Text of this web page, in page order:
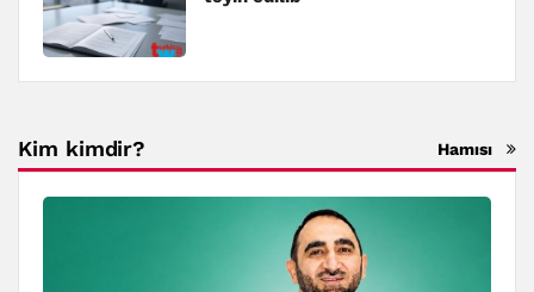
Kim kimdir? Hamısı